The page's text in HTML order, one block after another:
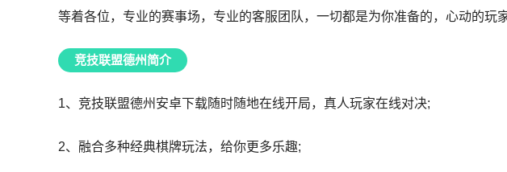
等着各位，专业的赛事场，专业的客服团队，一切都是为你准备的，心动的玩
竞技联盟德州简介
1、竞技联盟德州安卓下载随时随地在线开局，真人玩家在线对决;
2、融合多种经典棋牌玩法，给你更多乐趣;